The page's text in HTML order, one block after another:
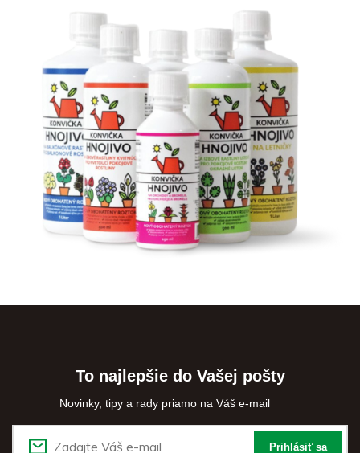
To najlepšie do Vašej pošty
Novinky, tipy a rady priamo na Váš e-mail
Prihlásiť sa